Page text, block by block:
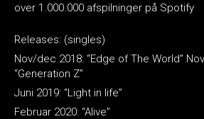
over 1.000.000 afspilninger på Spotify
Releases: (singles)
Nov/dec 2018: “Edge of The World”
“Generation Z”
Juni 2019: “Light in life”
Februar 2020: “Alive”